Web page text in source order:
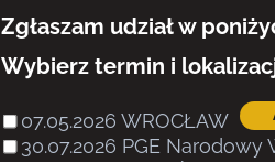
07.05.2026 WROCŁAW
30.07.2026 PGE Narodowy
Wybierz termin i
Zgłaszam udział w